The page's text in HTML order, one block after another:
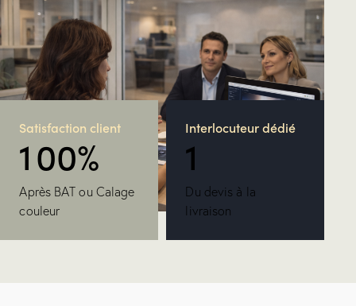
Satisfaction client
100%
Après BAT ou Calage
couleur
Interlocuteur dédié
1
Du devis à la
livraison